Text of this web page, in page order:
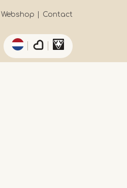
Secundaïre
navigatie
Webshop Contact
Aanvullende acties